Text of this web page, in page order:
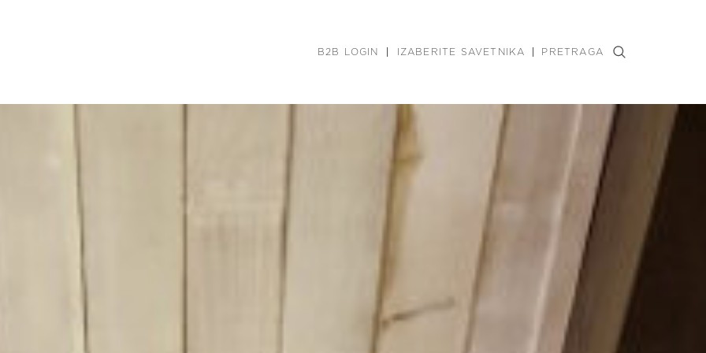
B2B LOGIN IZABERITE SAVETNIKA PRETRAGA